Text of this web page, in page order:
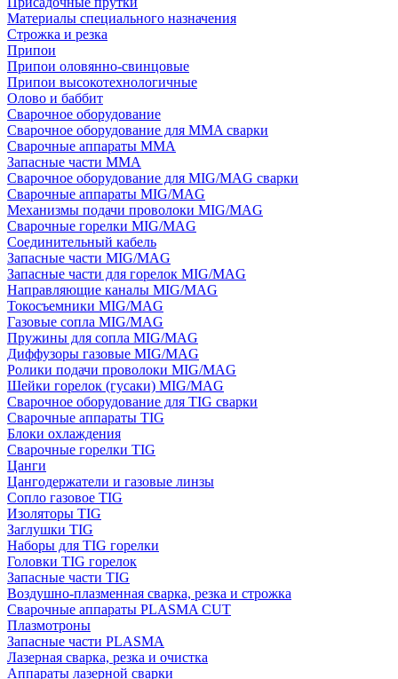
Материалы специального назначения
Строжка и резка
Припои
Припои оловянно-свинцовые
Припои высокотехнологичные
Олово и баббит
Сварочное оборудование
Сварочное оборудование для MMA сварки
Сварочные аппараты MMA
Запасные части MMA
Сварочное оборудование для MIG/MAG сварки
Сварочные аппараты MIG/MAG
Механизмы подачи проволоки MIG/MAG
Сварочные горелки MIG/MAG
Соединительный кабель
Запасные части MIG/MAG
Запасные части для горелок MIG/MAG
Направляющие каналы MIG/MAG
Токосъемники MIG/MAG
Газовые сопла MIG/MAG
Пружины для сопла MIG/MAG
Диффузоры газовые MIG/MAG
Ролики подачи проволоки MIG/MAG
Шейки горелок (гусаки) MIG/MAG
Сварочное оборудование для TIG сварки
Сварочные аппараты TIG
Блоки охлаждения
Сварочные горелки TIG
Цанги
Цангодержатели и газовые линзы
Сопло газовое TIG
Изоляторы TIG
Заглушки TIG
Наборы для TIG горелки
Головки TIG горелок
Запасные части TIG
Воздушно-плазменная сварка, резка и строжка
Сварочные аппараты PLASMA CUT
Плазмотроны
Запасные части PLASMA
Лазерная сварка, резка и очистка
Аппараты лазерной сварки